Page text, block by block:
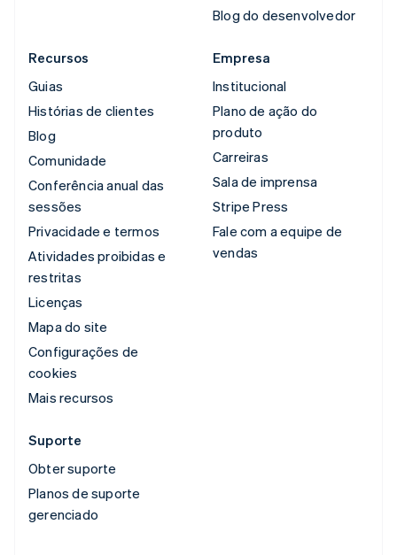
Blog do desenvolvedor
Recursos
Guias
Histórias de clientes
Blog
Comunidade
Conferência anual das
sessões
Privacidade e termos
Atividades proibidas e
restritas
Licenças
Mapa do site
Configurações de
cookies
Mais recursos
Empresa
Institucional
Plano de ação do
produto
Carreiras
Sala de imprensa
Stripe Press
Fale com a equipe de
vendas
Suporte
Obter suporte
Planos de suporte
gerenciado